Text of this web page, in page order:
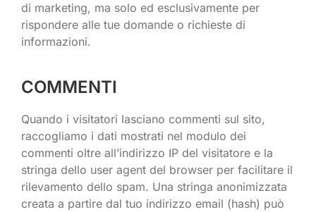
di marketing, ma solo ed esclusivamente per
rispondere alle tue domande o richieste di
informazioni.
COMMENTI
Quando i visitatori lasciano commenti sul sito,
raccogliamo i dati mostrati nel modulo dei
commenti oltre all’indirizzo IP del visitatore e la
stringa dello user agent del browser per facilitare il
rilevamento dello spam. Una stringa anonimizzata
creata a partire dal tuo indirizzo email (hash) può